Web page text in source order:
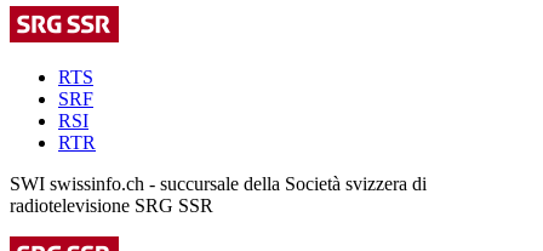
RTS
SRF
RSI
RTR
SWI swissinfo.ch - succursale della Società svizzera di
radiotelevisione SRG SSR